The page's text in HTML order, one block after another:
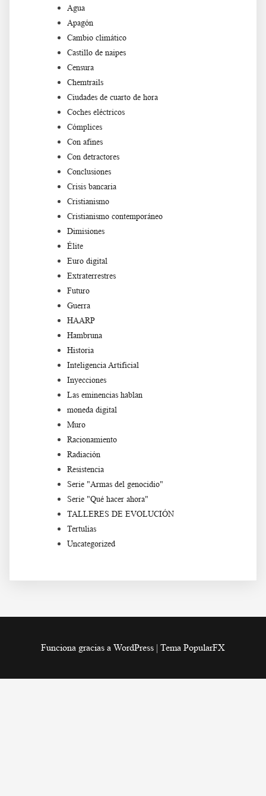
Agua
Apagón
Cambio climático
Castillo de naipes
Censura
Chemtrails
Ciudades de cuarto de hora
Coches eléctricos
Cómplices
Con afines
Con detractores
Conclusiones
Crisis bancaria
Cristianismo
Cristianismo contemporáneo
Dimisiones
Élite
Euro digital
Extraterrestres
Futuro
Guerra
HAARP
Hambruna
Historia
Inteligencia Artificial
Inyecciones
Las eminencias hablan
moneda digital
Muro
Racionamiento
Radiación
Resistencia
Serie "Armas del genocidio"
Serie "Qué hacer ahora"
TALLERES DE EVOLUCIÓN
Tertulias
Uncategorized
Funciona gracias a WordPress | Tema PopularFX